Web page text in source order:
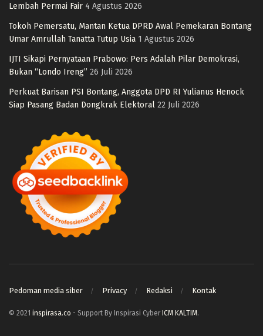
Lembah Permai Fair 4 Agustus 2026
Tokoh Pemersatu, Mantan Ketua DPRD Awal Pemekaran Bontang
Umar Amrullah Tanatta Tutup Usia 1 Agustus 2026
IJTI Sikapi Pernyataan Prabowo: Pers Adalah Pilar Demokrasi,
Bukan “Londo Ireng” 26 Juli 2026
Perkuat Barisan PSI Bontang, Anggota DPD RI Yulianus Henock
Siap Pasang Badan Dongkrak Elektoral 22 Juli 2026
Pedoman media siber Privacy Redaksi Kontak
© 2021 inspirasa.co - Support By Inspirasi Cyber ICM KALTIM.